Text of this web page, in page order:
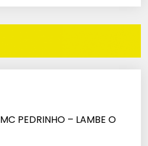
PEDRINHO – LAMBE O